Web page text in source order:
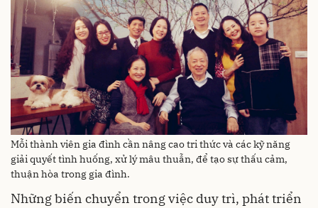
Mỗi thành viên gia đình cần nâng cao tri thức và các kỹ năng
giải quyết tình huống, xử lý mâu thuẫn, để tạo sự thấu cảm,
thuận hòa trong gia đình.
Những biến chuyển trong việc duy trì, phát triển